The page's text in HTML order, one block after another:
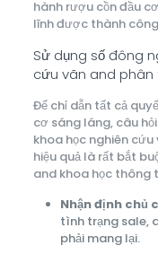
hành rượu cồn đầu
lĩnh được thành
Sử dụng số đông
cứu vãn and
Để chỉ dẫn tất cả
cơ sáng láng, câu
khoa học nghiên
hiệu quả là rất bắt
and khoa học thông
Nhận định chủ
tình trạng sale,
phải mang lại.